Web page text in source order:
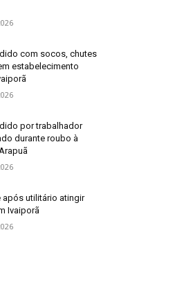
com socos, chutes
estabelecimento
por trabalhador
durante roubo à
utilitário atingir
Ivaiporã